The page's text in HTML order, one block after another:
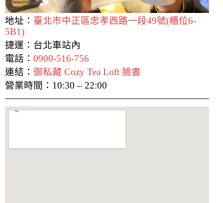
地址： 臺北市中正區忠孝西路一段49號(櫃位6-
5B1)
捷運：台北車站內
電話： 0900-516-756
連結： 御私藏 Cozy Tea Loft 臉書
營業時間：10:30 – 22:00